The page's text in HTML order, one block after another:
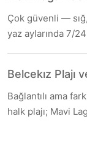
Çok güvenli —
yaz aylarında 7/
Belcekız Plajı
Bağlantılı ama
halk plajı; Mavi